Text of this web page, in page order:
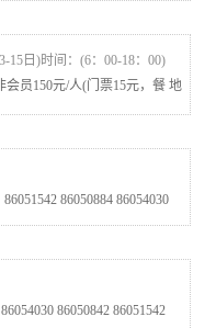
15日)时间：(6：00-18：00)
员150元/人(门票15元，餐 地
86050884 86054030
86050842 86051542